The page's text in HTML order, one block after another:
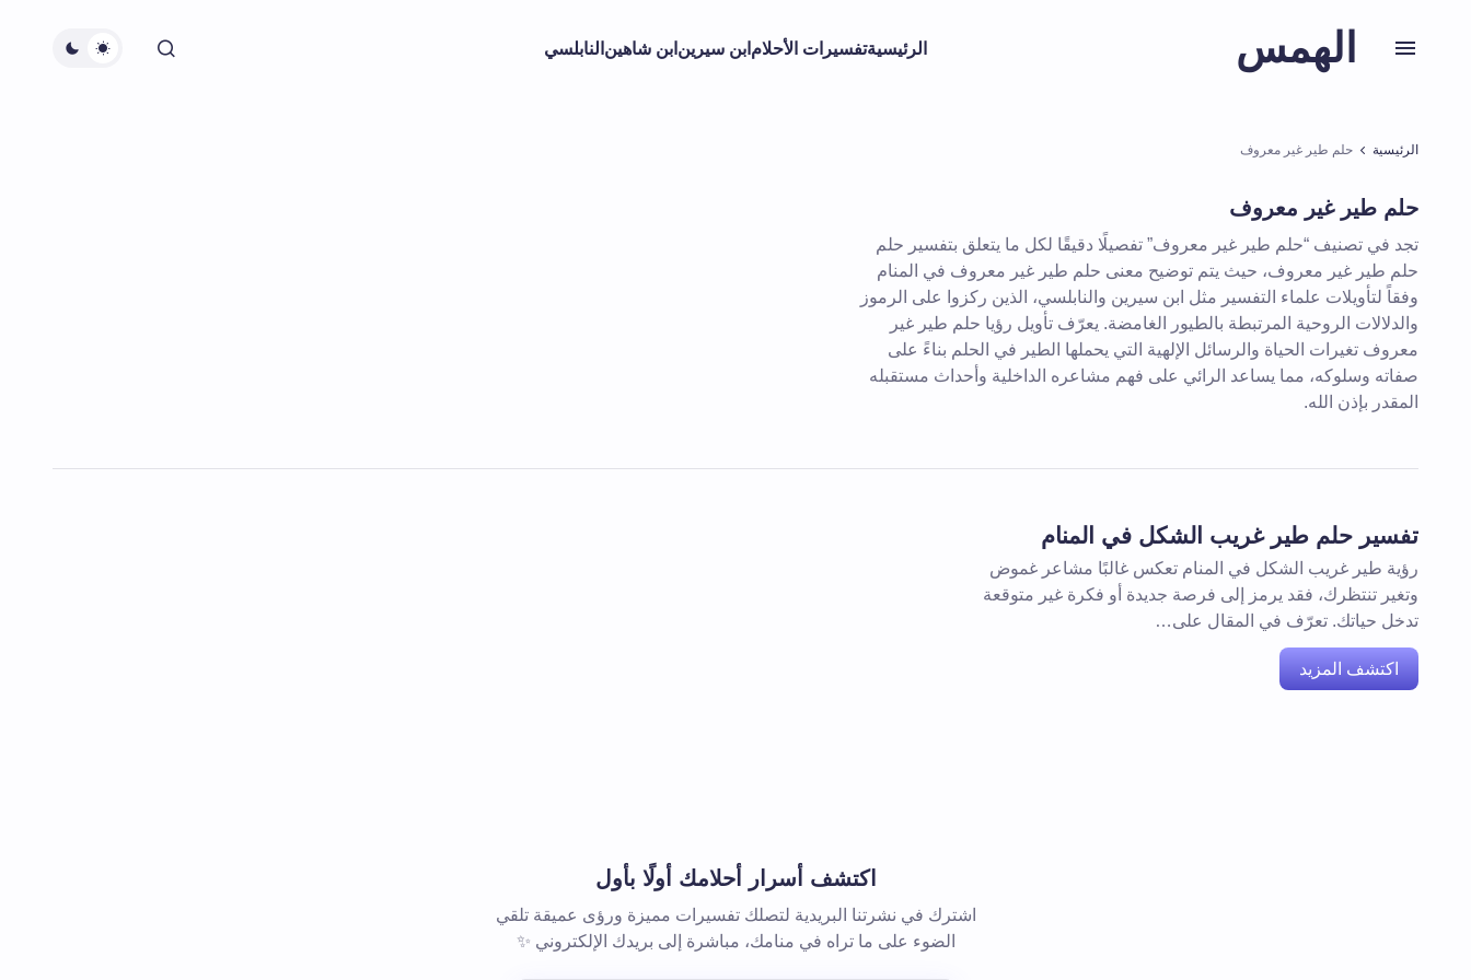
الهمس الرئيسيةتفسيرات الأحلام ابن سيرين ابن شاهين النابلسي
الرئيسية حلم طير غير معروف
حلم طير غير معروف
تجد في تصنيف “حلم طير غير معروف” تفصيلًا دقيقًا لكل ما يتعلق بتفسير حلم
حلم طير غير معروف، حيث يتم توضيح معنى حلم طير غير معروف في المنام
وفقاً لتأويلات علماء التفسير مثل ابن سيرين والنابلسي، الذين ركزوا على الرموز
والدلالات الروحية المرتبطة بالطيور الغامضة. يعرّف تأويل رؤيا حلم طير غير
معروف تغيرات الحياة والرسائل الإلهية التي يحملها الطير في الحلم بناءً على
صفاته وسلوكه، مما يساعد الرائي على فهم مشاعره الداخلية وأحداث مستقبله
المقدر بإذن الله.
تفسير حلم طير غريب الشكل في المنام
رؤية طير غريب الشكل في المنام تعكس غالبًا مشاعر غموض
وتغير تنتظرك، فقد يرمز إلى فرصة جديدة أو فكرة غير متوقعة
تدخل حياتك. تعرّف في المقال على…
اكتشف المزيد
اكتشف أسرار أحلامك أولًا بأول
اشترك في نشرتنا البريدية لتصلك تفسيرات مميزة ورؤى عميقة تلقي
الضوء على ما تراه في منامك، مباشرة إلى بريدك الإلكتروني ✨